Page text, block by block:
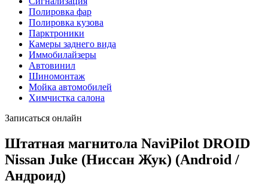
Полировка фар
Полировка кузова
Парктроники
Камеры заднего вида
Иммобилайзеры
Автовинил
Шиномонтаж
Мойка автомобилей
Химчистка салона
Записаться онлайн
Штатная магнитола NaviPilot DROID
Nissan Juke (Ниссан Жук) (Android /
Андроид)